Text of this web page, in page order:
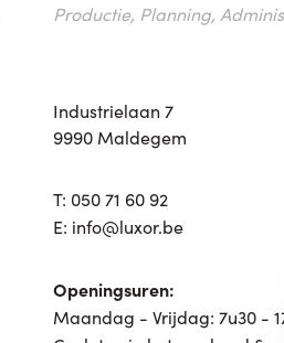
Productie, Planning,
Industrielaan 7
9990 Maldegem
T: 050 71 60 92
E: info@luxor.be
Openingsuren:
Maandag - Vrijdag: 7u30 -